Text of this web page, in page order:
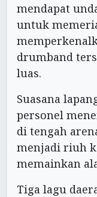
mendapat
untuk
drumband
luas.
Suasana
personel
di tengah
menjadi riuh
memainkan
Tiga lagu